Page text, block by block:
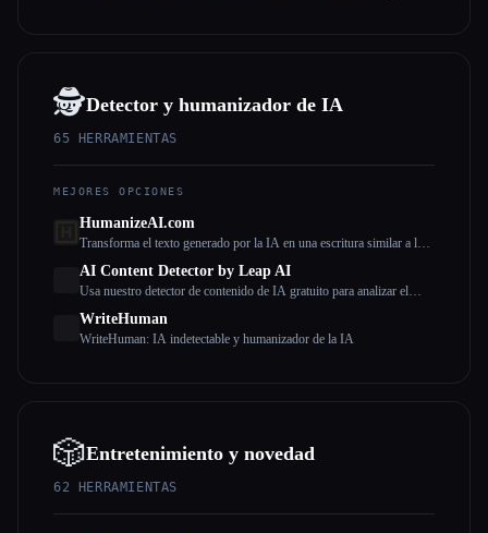
🕵️Detector y humanizador de IA
65 HERRAMIENTAS
MEJORES OPCIONES
HumanizeAI.com
Transforma el texto generado por la IA en una escritura similar a la
AI Content Detector by Leap AI
Usa nuestro detector de contenido de IA gratuito para analizar el
Checker, 100% gratis para siempre.
WriteHuman
WriteHuman: IA indetectable y humanizador de la IA
🎲Entretenimiento y novedad
62 HERRAMIENTAS